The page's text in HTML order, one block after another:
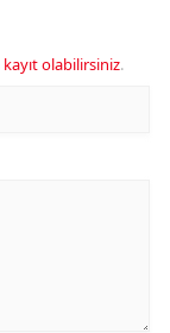
kayıt olabilirsiniz.